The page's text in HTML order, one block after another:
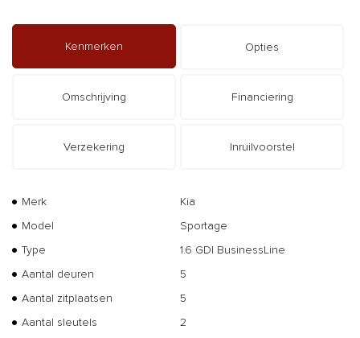
Kenmerken Opties
Omschrijving Financiering
Verzekering Inruilvoorstel
Merk
Kia
Model
Sportage
Type
1.6 GDI BusinessLine
Aantal deuren
5
Aantal zitplaatsen
5
Aantal sleutels
2